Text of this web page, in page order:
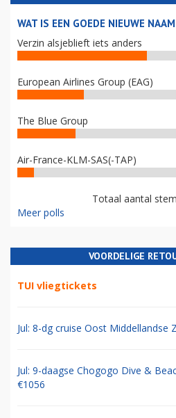
WAT IS EEN GOEDE NIEUWE
Verzin alsjeblieft iets anders
European Airlines Group (EAG)
The Blue Group
Air-France-KLM-SAS(-TAP)
Totaal aantal
Meer polls
VOORDELIGE
TUI vliegtickets
Jul: 8-dg cruise Oost Middellandse
Jul: 9-daagse Chogogo Dive &
€1056